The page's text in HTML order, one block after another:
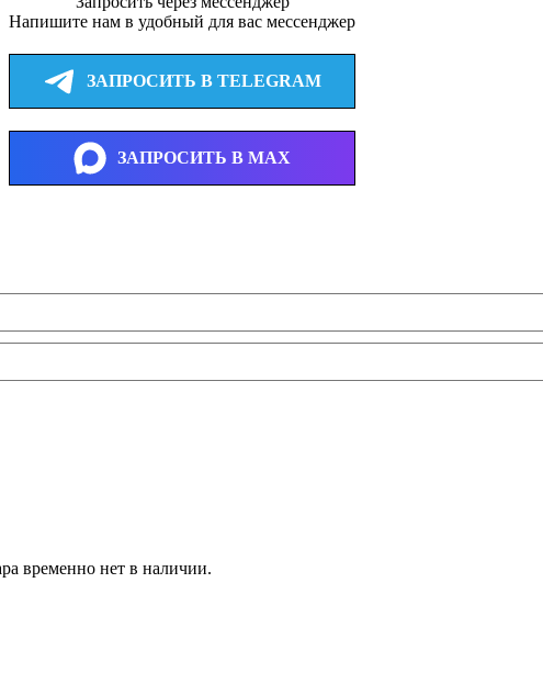
Напишите нам в удобный для вас мессенджер
ЗАПРОСИТЬ В TELEGRAM
ЗАПРОСИТЬ В MAX
временно нет в наличии.